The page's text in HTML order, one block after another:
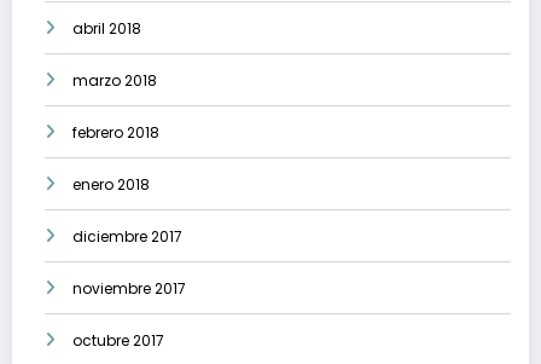
abril 2018
marzo 2018
febrero 2018
enero 2018
diciembre 2017
noviembre 2017
octubre 2017